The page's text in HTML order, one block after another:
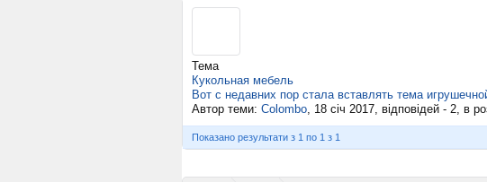
Тема
Кукольная мебель
Вот с недавних пор стала вставлять тема
Автор теми: Colombo, 18 січ 2017, відповідей - 2, в
Показано результати з 1 по 1 з 1